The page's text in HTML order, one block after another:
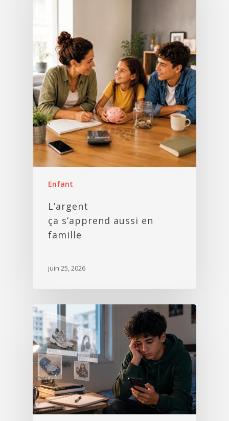
Enfant
L’argent
ça s’apprend aussi en
famille
juin 25, 2026